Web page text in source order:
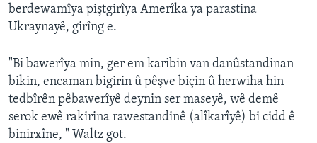
berdewamîya piştgirîya Amerîka ya parastina
Ukraynayê, girîng e.
"Bi bawerîya min, ger em karibin van danûstandinan
bikin, encaman bigirin û pêşve biçin û herwiha hin
tedbîrên pêbawerîyê deynin ser maseyê, wê demê
serok ewê rakirina rawestandinê (alîkarîyê) bi cidd ê
binirxîne, " Waltz got.